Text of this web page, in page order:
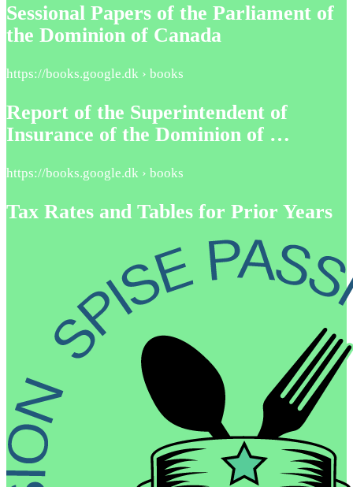
Sessional Papers of the Parliament of
the Dominion of Canada
https://books.google.dk › books
Report of the Superintendent of
Insurance of the Dominion of …
https://books.google.dk › books
Tax Rates and Tables for Prior Years